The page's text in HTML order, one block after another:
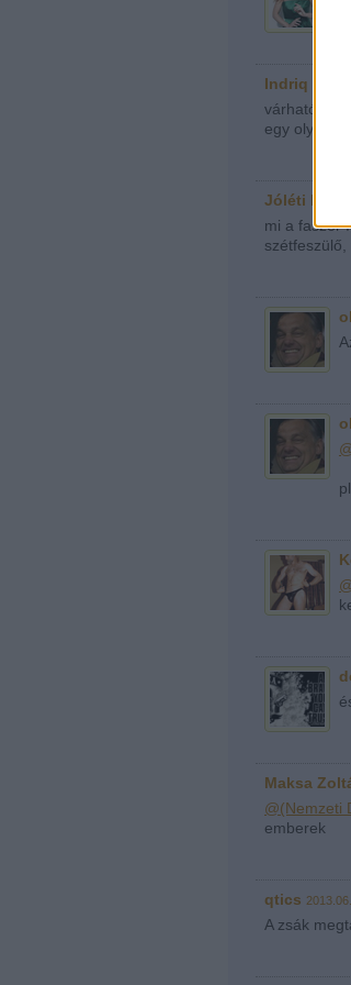
Indriq
várható volt
egy olyan
Jóléti Dán
mi a faszér
Maksa
@(Nemzeti
emberek
qtics
A zsák